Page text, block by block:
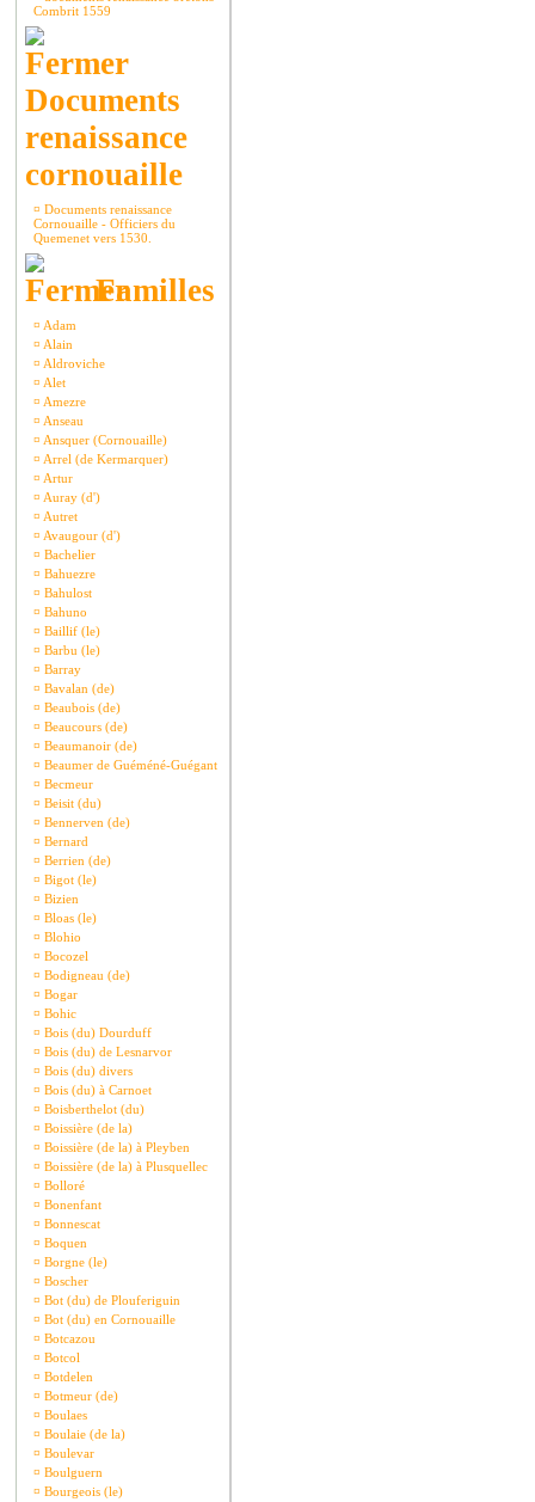
Combrit 1559
Documents
renaissance
cornouaille
¤ Documents renaissance
Cornouaille - Officiers du
Quemenet vers 1530.
Familles
¤ Adam
¤ Alain
¤ Aldroviche
¤ Alet
¤ Amezre
¤ Anseau
¤ Ansquer (Cornouaille)
¤ Arrel (de Kermarquer)
¤ Artur
¤ Auray (d')
¤ Autret
¤ Avaugour (d')
¤ Bachelier
¤ Bahuezre
¤ Bahulost
¤ Bahuno
¤ Baillif (le)
¤ Barbu (le)
¤ Barray
¤ Bavalan (de)
¤ Beaubois (de)
¤ Beaucours (de)
¤ Beaumanoir (de)
¤ Beaumer de Guéméné-Guégant
¤ Becmeur
¤ Beisit (du)
¤ Bennerven (de)
¤ Bernard
¤ Berrien (de)
¤ Bigot (le)
¤ Bizien
¤ Bloas (le)
¤ Blohio
¤ Bocozel
¤ Bodigneau (de)
¤ Bogar
¤ Bohic
¤ Bois (du) Dourduff
¤ Bois (du) de Lesnarvor
¤ Bois (du) divers
¤ Bois (du) à Carnoet
¤ Boisberthelot (du)
¤ Boissière (de la)
¤ Boissière (de la) à Pleyben
¤ Boissière (de la) à Plusquellec
¤ Bolloré
¤ Bonenfant
¤ Bonnescat
¤ Boquen
¤ Borgne (le)
¤ Boscher
¤ Bot (du) de Plouferiguin
¤ Bot (du) en Cornouaille
¤ Botcazou
¤ Botcol
¤ Botdelen
¤ Botmeur (de)
¤ Boulaes
¤ Boulaie (de la)
¤ Boulevar
¤ Boulguern
¤ Bourgeois (le)